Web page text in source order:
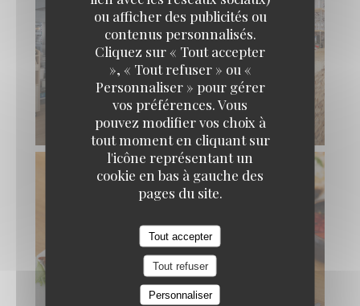
ou afficher des publicités ou
contenus personnalisés.
Cliquez sur « Tout accepter
», « Tout refuser » ou «
Personnaliser » pour gérer
vos préférences. Vous
pouvez modifier vos choix à
tout moment en cliquant sur
l'icône représentant un
cookie en bas à gauche des
pages du site.
Tout accepter
Tout refuser
Personnaliser